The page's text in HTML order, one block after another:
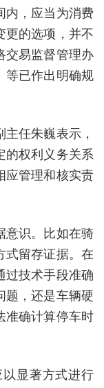
内，应当为消费
更的选项，并不
交易监督管理办
等已作出明确规
任朱巍表示，
的权利义务关系
应管理和核实责
意识。比如在骑
式留存证据。在
过技术手段准确
题，还是车辆硬
准确计算停车时
显著方式进行